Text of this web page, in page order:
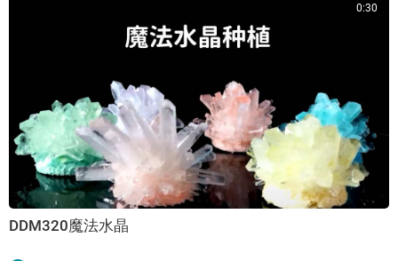
0:30
DDM320魔法水晶